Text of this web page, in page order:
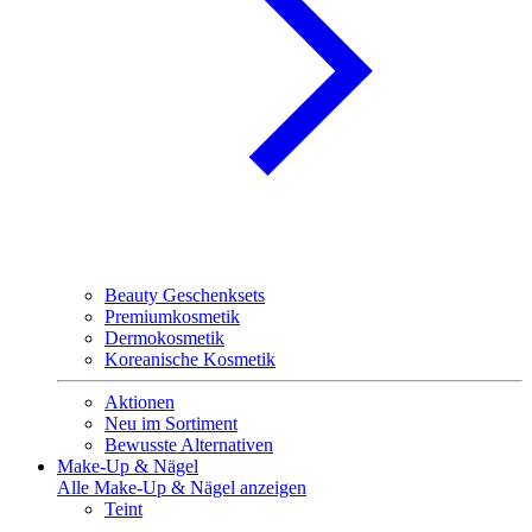
Beauty Geschenksets
Premiumkosmetik
Dermokosmetik
Koreanische Kosmetik
Aktionen
Neu im Sortiment
Bewusste Alternativen
Make-Up & Nägel
Alle Make-Up & Nägel anzeigen
Teint